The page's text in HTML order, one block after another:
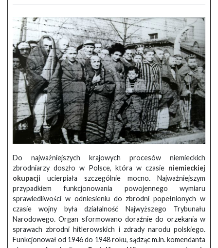
Do najważniejszych krajowych procesów niemieckich
zbrodniarzy doszło w Polsce, która w czasie niemieckiej
okupacji ucierpiała szczególnie mocno. Najważniejszym
przypadkiem funkcjonowania powojennego wymiaru
sprawiedliwości w odniesieniu do zbrodni popełnionych w
czasie wojny była działalność Najwyższego Trybunału
Narodowego. Organ sformowano doraźnie do orzekania w
sprawach zbrodni hitlerowskich i zdrady narodu polskiego.
Funkcjonował od 1946 do 1948 roku, sądząc m.in. komendanta